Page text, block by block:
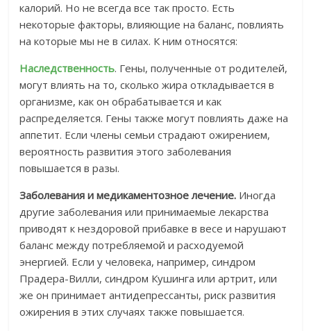
калорий. Но не всегда все так просто. Есть
некоторые факторы, влияющие на баланс, повлиять
на которые мы не в силах. К ним относятся:
Наследственность. Гены, полученные от родителей,
могут влиять на то, сколько жира откладывается в
организме, как он обрабатывается и как
распределяется. Гены также могут повлиять даже на
аппетит. Если члены семьи страдают ожирением,
вероятность развития этого заболевания
повышается в разы.
Заболевания и медикаментозное лечение. Иногда
другие заболевания или принимаемые лекарства
приводят к нездоровой прибавке в весе и нарушают
баланс между потребляемой и расходуемой
энергией. Если у человека, например, синдром
Прадера-Вилли, синдром Кушинга или артрит, или
же он принимает антидепрессанты, риск развития
ожирения в этих случаях также повышается.